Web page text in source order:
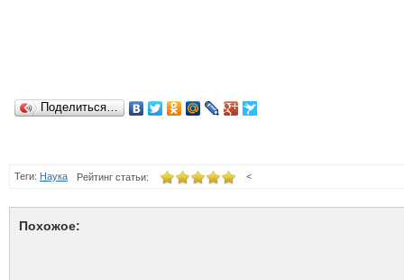
Поделиться…
Теги: Наука <
Рейтинг статьи:
Похожое: